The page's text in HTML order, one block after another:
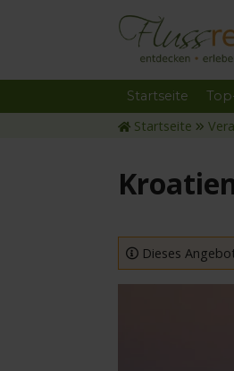
Startseite
Startseite
Dieses